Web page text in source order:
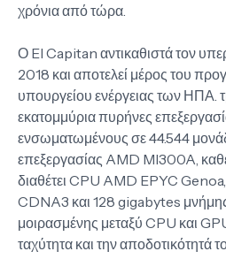
χρόνια από τώρα.
Ο El Capitan αντικαθιστά τον
2018 και αποτελεί μέρος του
υπουργείου ενέργειας των ΗΠΑ.
εκατομμύρια πυρήνες
ενσωματωμένους σε 44.544
επεξεργασίας AMD MI300A,
διαθέτει CPU AMD EPYC
CDNA3 και 128 gigabytes
μοιρασμένης μεταξύ CPU και
ταχύτητα και την αποδοτικότητά